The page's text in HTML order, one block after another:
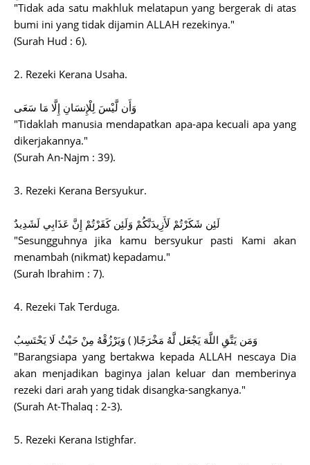
"Tidak ada satu makhluk melatapun yang bergerak di atas
bumi ini yang tidak dijamin ALLAH rezekinya."
(Surah Hud : 6).
2. Rezeki Kerana Usaha.
وَأَن لَّيْسَ لِلْإِنسَانِ إِلَّا مَا سَعَى
"Tidaklah manusia mendapatkan apa-apa kecuali apa yang
dikerjakannya."
(Surah An-Najm : 39).
3. Rezeki Kerana Bersyukur.
لَئِن شَكَرْتُمْ لَأَزِيدَنَّكُمْ وَلَئِن كَفَرْتُمْ إِنَّ عَذَابِي لَشَدِيدٌ
"Sesungguhnya jika kamu bersyukur pasti Kami akan
menambah (nikmat) kepadamu."
(Surah Ibrahim : 7).
4. Rezeki Tak Terduga.
وَمَن يَتَّقِ اللَّهَ يَجْعَل لَّهُ مَخْرَجًا( ) وَيَرْزُقْهُ مِنْ حَيْثُ لَا يَحْتَسِبُ
"Barangsiapa yang bertakwa kepada ALLAH nescaya Dia
akan menjadikan baginya jalan keluar dan memberinya
rezeki dari arah yang tidak disangka-sangkanya."
(Surah At-Thalaq : 2-3).
5. Rezeki Kerana Istighfar.